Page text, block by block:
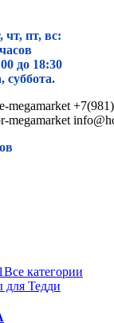
чт, пт, вс:
до 18:30
суббота.
Все категории
для Тедди